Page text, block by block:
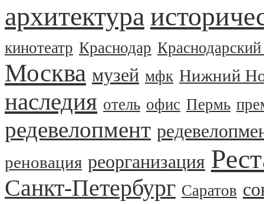
архитектура
кинотеатр Краснодар
Москва музей мфк Нижний
наследия отель офис Пермь
редевелопмент
реновация реорганизация
Санкт-Петербург Саратов